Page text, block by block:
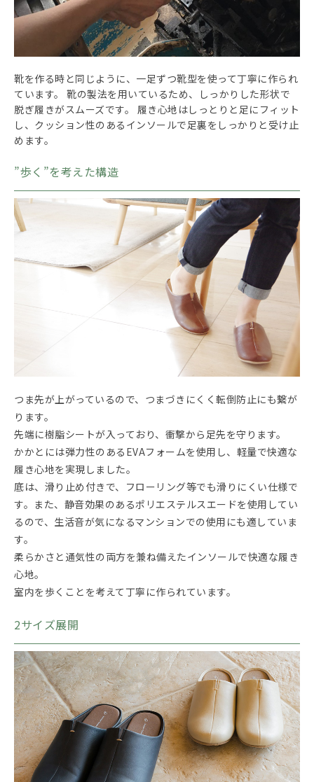
靴を作る時と同じように、一足ずつ靴型を使って丁寧に作られ
ています。 靴の製法を用いているため、しっかりした形状で
脱ぎ履きがスムーズです。 履き心地はしっとりと足にフィット
し、クッション性のあるインソールで足裏をしっかりと受け止
めます。
”歩く”を考えた構造
つま先が上がっているので、つまづきにくく転倒防止にも繋が
ります。
先端に樹脂シートが入っており、衝撃から足先を守ります。
かかとには弾力性のあるEVAフォームを使用し、軽量で快適な
履き心地を実現しました。
底は、滑り止め付きで、フローリング等でも滑りにくい仕様で
す。また、静音効果のあるポリエステルスエードを使用してい
るので、生活音が気になるマンションでの使用にも適していま
す。
柔らかさと通気性の両方を兼ね備えたインソールで快適な履き
心地。
室内を歩くことを考えて丁寧に作られています。
2サイズ展開